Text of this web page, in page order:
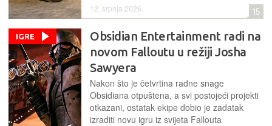
12. srpnja 2026. 15
IGRE
Obsidian Entertainment radi na
novom Falloutu u režiji Josha
Sawyera
Nakon što je četvrtina radne snage
Obsidiana otpuštena, a svi postojeći projekti
otkazani, ostatak ekipe dobio je zadatak
izraditi novu igru iz svijeta Fallouta